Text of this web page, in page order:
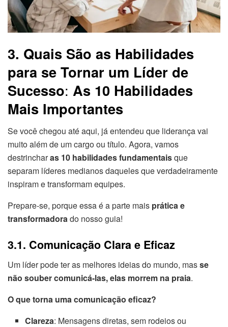
3. Quais São as Habilidades
para se Tornar um Líder de
Sucesso: As 10 Habilidades
Mais Importantes
Se você chegou até aqui, já entendeu que liderança vai
muito além de um cargo ou título. Agora, vamos
destrincharas 10 habilidades fundamentaisque
separam líderes medianos daqueles que verdadeiramente
inspiram e transformam equipes.
Prepare-se, porque essa é a parte mais prática e
transformadorado nosso guia!
3.1. Comunicação Clara e Eficaz
Um líder pode ter as melhores ideias do mundo, masse
não souber comunicá-las, elas morrem na praia.
O que torna uma comunicação eficaz?
Clareza: Mensagens diretas, sem rodeios ou